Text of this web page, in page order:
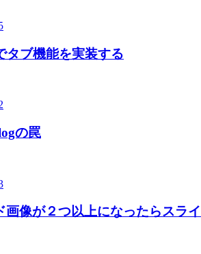
タブ機能を実装する
の罠
画像が２つ以上になったらスラ